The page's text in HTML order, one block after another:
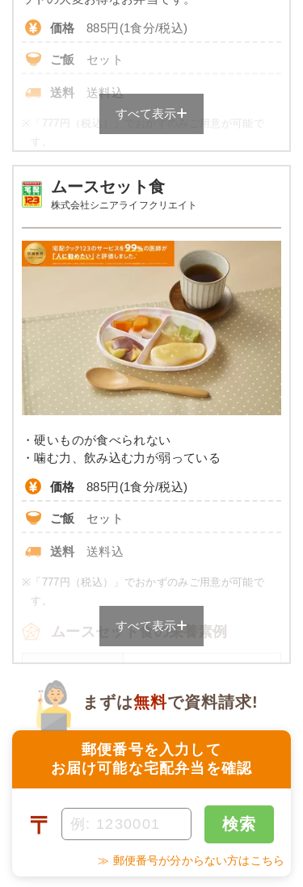
マカロニのケチャップ和え
鶏肉と野菜の寄せ煮
ほうれん草の柚子味噌和え
栄養素
エネルギー：427kcal、たんぱく質：14.6g、脂
質：3.9g、炭水化物：80.3g、ナトリウム：
708mg、食塩相当量：1.8g
※メニューの補足
ご飯セットの栄養素です。お弁当献立の一例と
その栄養価のため、実際にご提供可能なメニュ
ーではないのでご注意ください。
価格 885円(1食分/税込)
ご飯 セット
送料 送料込
※
「777円（税込）」でおかずのみご用意が可能で
品数 5品～6品
カロリー 306～408kcal
3.0g以下
タンパク質 -
脂質 -
糖質 -
リン -
カリウム -
コレステロール -
※カロリーは目安の数値であるため、メニューによっ
価です。
やわらか食のメニュー例
牛肉のオイスター炒め
コロッケ
菜の花の辛子和え
豆ひじき
マンゴーシロップ漬け
エネルギー：393kcal、たんぱく質：15.3g、脂
※メニューの補足
ご飯セットの栄養素です。お弁当献立の一例と
その栄養価のため、実際にご提供可能なメニュ
すべて表示
ムースセット食
株式会社シニアライフクリエイト
・硬いものが食べられない
・噛む力、飲み込む力が弱っている
価格 885円(1食分/税込)
ご飯 セット
送料 送料込
※ 「777円（税込）」でおかずのみご用意が可能で
す。
ムースセット食の栄養素例
カロリー 458～474kcal
タンパク質 -
脂質 -
糖質 -
すべて表示
郵便番号を入力して
お届け可能な宅配弁当を確認
まずは無料で資料請求!
〒 検索
≫ 郵便番号が分からない方はこちら